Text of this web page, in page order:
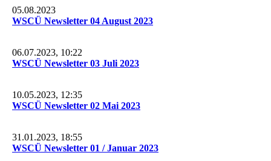
05.08.2023
WSCÜ Newsletter 04 August 2023
06.07.2023, 10:22
WSCÜ Newsletter 03 Juli 2023
10.05.2023, 12:35
WSCÜ Newsletter 02 Mai 2023
31.01.2023, 18:55
WSCÜ Newsletter 01 / Januar 2023